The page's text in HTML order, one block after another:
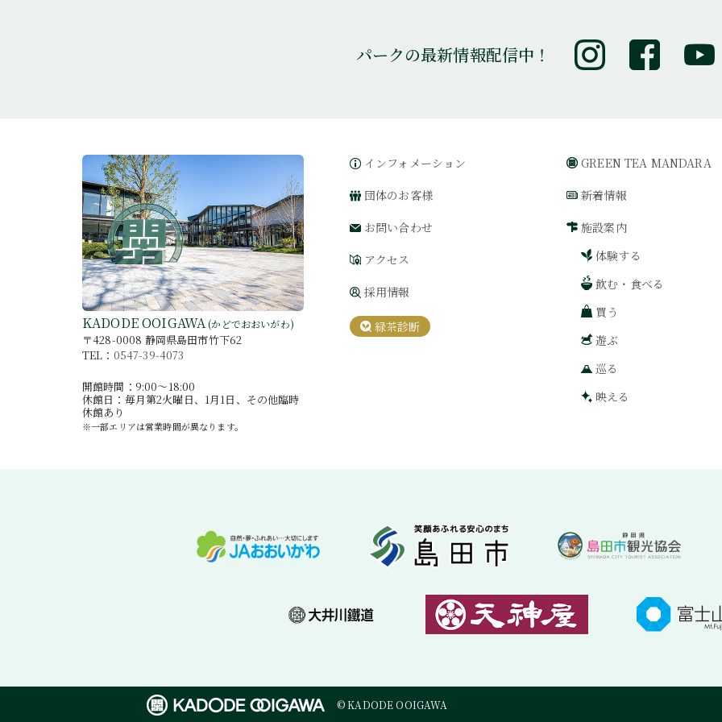
パークの最新情報配信中！
KADODE OOIGAWA (かどでおおいがわ)
〒428-0008 静岡県島田市竹下62
TEL： 0547-39-4073
開館時間：9:00〜18:00
休館日：毎月第2火曜日、1月1日、その他臨時
休館あり
※一部エリアは営業時間が異なります。
インフォメーション
団体のお客様
お問い合わせ
アクセス
採用情報
緑茶診断
GREEN TEA MANDARA
新着情報
施設案内
体験する
飲む・食べる
買う
遊ぶ
巡る
映える
© KADODE OOIGAWA